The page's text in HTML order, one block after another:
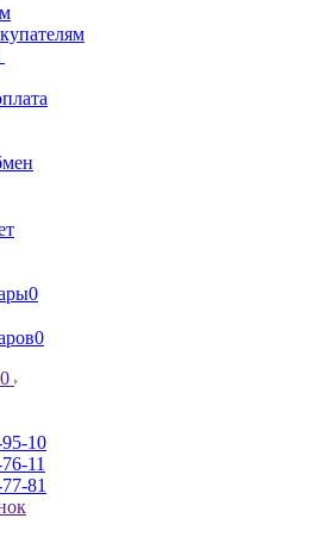
0
0
10
11
81